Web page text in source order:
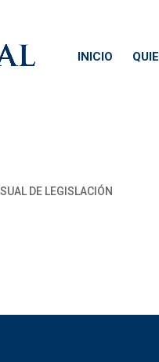
INICIO
DE LEGISLACIÓN